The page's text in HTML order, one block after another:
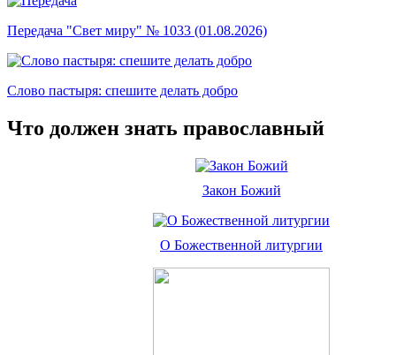
Передача "Свет миру" № 1033 (01.08.2026)
Слово пастыря: спешите делать добро
Что должен знать православный
Закон Божий
О Божественной литургии